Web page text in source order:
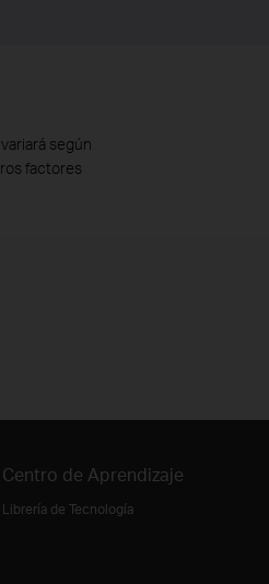
según
factores
Centro de Aprendizaje
Librería de Tecnología